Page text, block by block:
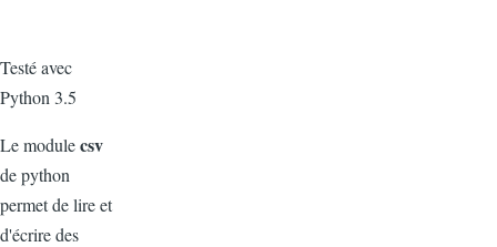
Testé avec
Python 3.5
Le modulecsv
de python
permet de lire et
d'écrire des